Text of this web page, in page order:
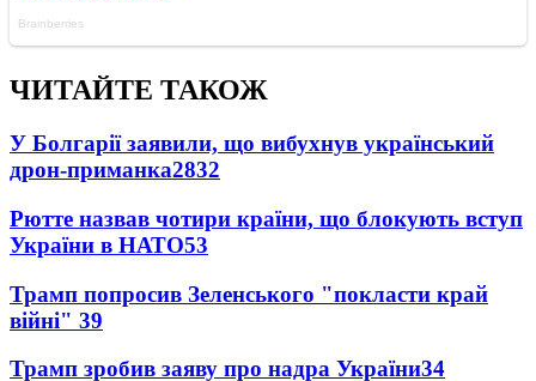
ЧИТАЙТЕ ТАКОЖ
У Болгарії заявили, що вибухнув український
дрон-приманка2832
Рютте назвав чотири країни, що блокують вступ
України в НАТО53
Трамп попросив Зеленського "покласти край
війні" 39
Трамп зробив заяву про надра України34